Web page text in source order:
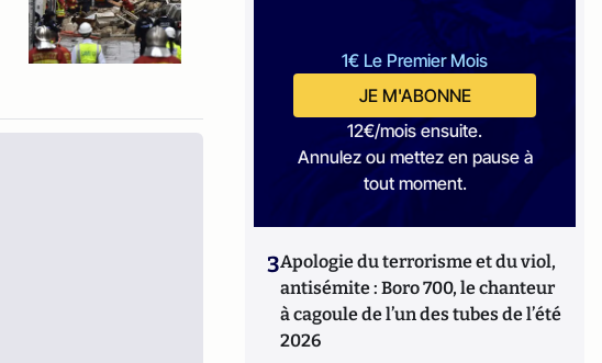
1€ Le Premier Mois
JE M'ABONNE
12€/mois ensuite.
Annulez ou mettez en pause à
tout moment.
3Apologie du terrorisme et du viol,
antisémite : Boro 700, le chanteur
à cagoule de l’un des tubes de l’été
2026